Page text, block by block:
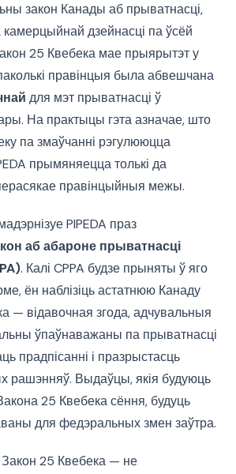
закон Канады аб прыватнасці,
дзейнасці па ўсёй
25 Квебека мае прыярытэт у
правінцыя была абвешчана
для мэт прыватнасці ў
На практыцы гэта азначае, што
па змаўчанні рэгулююцца
прымяняецца толькі да
правінцыйныя межы.
PIPEDA праз
аб абароне прыватнасці
. Калі CPPA будзе прыняты ў яго
ён наблізіць астатнюю Канаду
— відавочная згода, адчувальныя
ўпаўнаважаны па прыватнасці
прадпісанні і празрыстасць
рашэнняў. Выдаўцы, якія будуюць
25 Квебека сёння, будуць
для федэральных змен заўтра.
Закон 25 Квебека — не